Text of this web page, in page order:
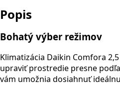
Popis
Bohatý výber režimov
Klimatizácia Daikin Comfora
upraviť prostredie presne
vám umožnia dosiahnuť